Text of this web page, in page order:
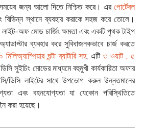
সময়ের জন্য আলো দিতে নিশ্চিত করে। এর পোর্টেবল
বিভিন্ন স্থানে ব্যবহার করাকে সহজ করে তোলে।
অফ মোড চার্জিং ক্ষমতা এবং একটি পৃথক টাইপ
ব্যবহার করে সুবিধাজনকভাবে চার্জ করতে
ঘন্টা ব্যাটারি সহ, এটি৩ ওয়াট , ৫
সুইচিং মোডের মাধ্যমে বহুমুখী কার্যকারিতা অফার
ডিসি লাইটের সাথে উপভোগ করুন উন্নতমানের
এবং বহনযোগ্যতা যা যেকোন পরিস্থিতিতে
করা হয়েছে।